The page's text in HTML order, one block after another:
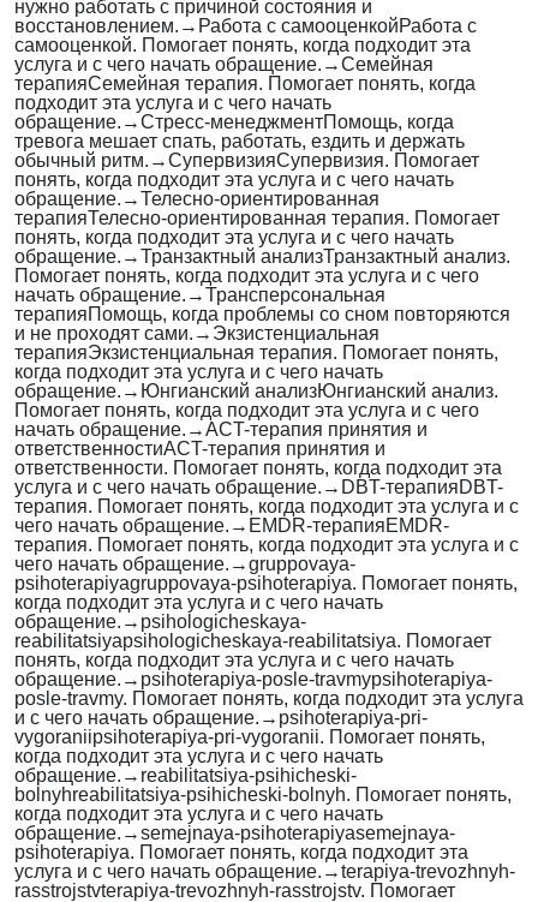
нужно работать с причиной состояния и
восстановлением. → Работа с самооценкойРабота с
самооценкой. Помогает понять, когда подходит эта
услуга и с чего начать обращение. →Семейная
терапияСемейная терапия. Помогает понять, когда
подходит эта услуга и с чего начать
обращение. →Стресс-менеджментПомощь, когда
тревога мешает спать, работать, ездить и держать
обычный ритм. →СупервизияСупервизия. Помогает
понять, когда подходит эта услуга и с чего начать
обращение. →Телесно-ориентированная
терапияТелесно-ориентированная терапия. Помогает
понять, когда подходит эта услуга и с чего начать
обращение. →Транзактный анализТранзактный анализ.
Помогает понять, когда подходит эта услуга и с чего
начать обращение. →Трансперсональная
терапияПомощь, когда проблемы со сном повторяются
и не проходят сами. → Экзистенциальная
терапияЭкзистенциальная терапия. Помогает понять,
когда подходит эта услуга и с чего начать
обращение. → Юнгианский анализЮнгианский анализ.
Помогает понять, когда подходит эта услуга и с чего
начать обращение. →ACT-терапия принятия и
ответственностиACT-терапия принятия и
ответственности. Помогает понять, когда подходит эта
услуга и с чего начать обращение. → DBT-терапияDBT-
терапия. Помогает понять, когда подходит эта услуга и с
чего начать обращение. → EMDR-терапияEMDR-
терапия. Помогает понять, когда подходит эта услуга и с
чего начать обращение. →gruppovaya-
psihoterapiyagruppovaya-psihoterapiya. Помогает понять,
когда подходит эта услуга и с чего начать
обращение. → psihologicheskaya-
reabilitatsiyapsihologicheskaya-reabilitatsiya. Помогает
понять, когда подходит эта услуга и с чего начать
обращение. → psihoterapiya-posle-travmypsihoterapiya-
posle-travmy. Помогает понять, когда подходит эта услуга
и с чего начать обращение. → psihoterapiya-pri-
vygoraniipsihoterapiya-pri-vygoranii. Помогает понять,
когда подходит эта услуга и с чего начать
обращение. → reabilitatsiya-psihicheski-
bolnyhreabilitatsiya-psihicheski-bolnyh. Помогает понять,
когда подходит эта услуга и с чего начать
обращение. →semejnaya-psihoterapiyasemejnaya-
psihoterapiya. Помогает понять, когда подходит эта
услуга и с чего начать обращение. →terapiya-trevozhnyh-
rasstrojstvterapiya-trevozhnyh-rasstrojstv. Помогает